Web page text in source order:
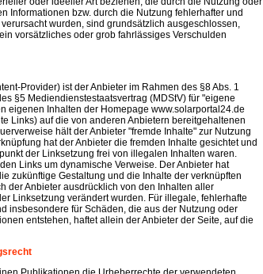
Informationen bzw. durch die Nutzung fehlerhafter und
wurden, sind grundsätzlich ausgeschlossen,
vorsätzliches oder grob fahrlässiges Verschulden
Provider) ist der Anbieter im Rahmen des §8 Abs. 1
§5 Mediendienstestaatsvertrag (MDStV) für "eigene
eigenen Inhalten der Homepage www.solarportal24.de
Links) auf die von anderen Anbietern bereitgehaltenen
hält der Anbieter "fremde Inhalte" zur Nutzung
hat der Anbieter die fremden Inhalte gesichtet und
der Linksetzung frei von illegalen Inhalten waren.
Links um dynamische Verweise. Der Anbieter hat
zukünftige Gestaltung und die Inhalte der verknüpften
der Anbieter ausdrücklich von den Inhalten aller
Linksetzung verändert wurden. Für illegale, fehlerhafte
insbesondere für Schäden, die aus der Nutzung oder
entstehen, haftet allein der Anbieter der Seite, auf die